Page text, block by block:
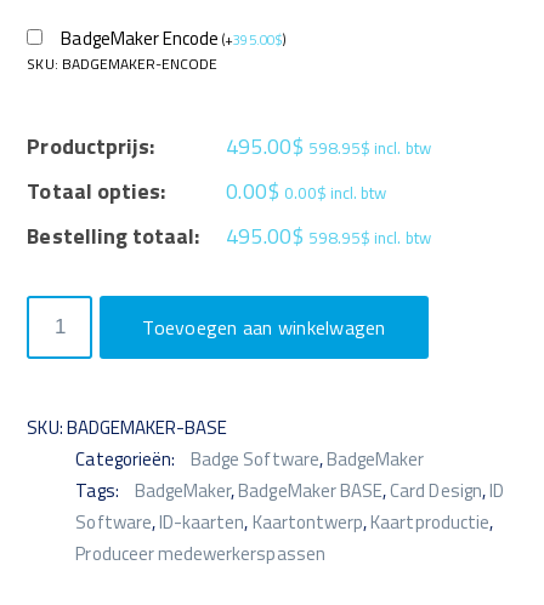
BadgeMaker Encode(+395.00$)
SKU: BADGEMAKER-ENCODE
Productprijs: 495.00$ 598.95$ incl. btw
Totaal opties: 0.00$ 0.00$ incl. btw
Bestelling totaal: 495.00$ 598.95$ incl. btw
BASE
Design
Software
aantal
Toevoegen aan winkelwagen
SKU:BADGEMAKER-BASE
Categorieën:
Badge Software,BadgeMaker
Tags:
BadgeMaker,BadgeMaker BASE,Card Design,ID
Software,ID-kaarten,Kaartontwerp,Kaartproductie,
Produceer medewerkerspassen